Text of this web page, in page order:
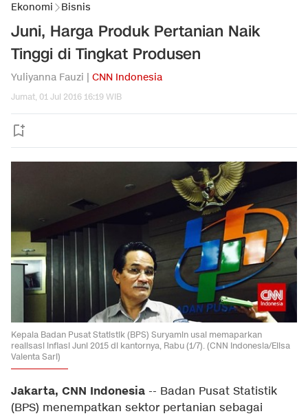
Ekonomi Bisnis
Juni, Harga Produk Pertanian Naik
Tinggi di Tingkat Produsen
Yuliyanna Fauzi | CNN Indonesia
Jumat, 01 Jul 2016 16:19 WIB
Kepala Badan Pusat Statistik (BPS) Suryamin usai memaparkan
realisasi inflasi Juni 2015 di kantornya, Rabu (1/7). (CNN Indonesia/Elisa
Valenta Sari)
Jakarta, CNN Indonesia -- Badan Pusat Statistik
(BPS) menempatkan sektor pertanian sebagai